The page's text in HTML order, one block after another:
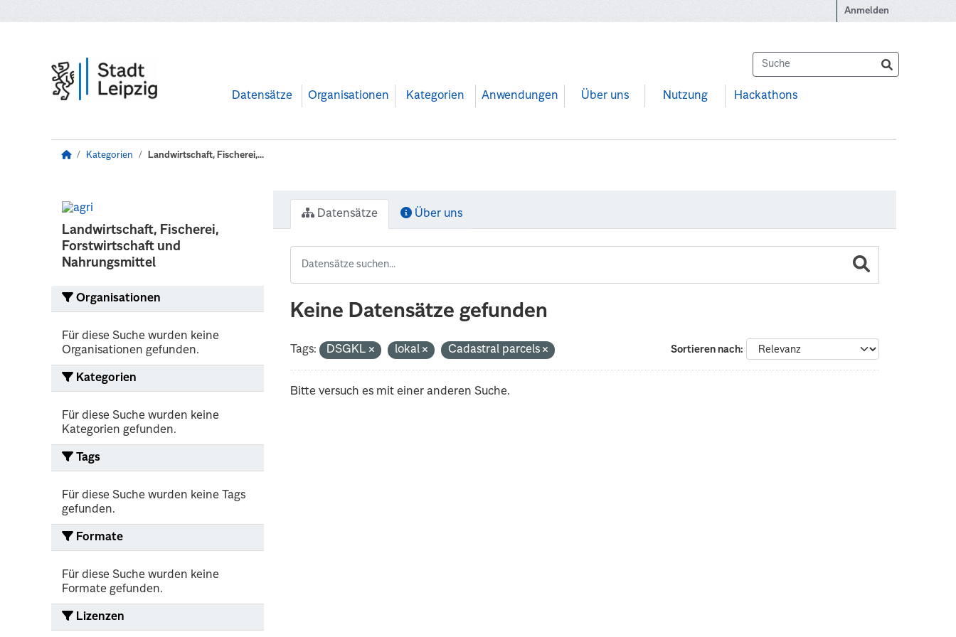
Anmelden
Datensätze Organisationen Kategorien Anwendungen Über uns Nutzung Hackathons
Kategorien Landwirtschaft, Fischerei,...
Landwirtschaft, Fischerei,
Forstwirtschaft und
Nahrungsmittel
Organisationen
Für diese Suche wurden keine
Organisationen gefunden.
Kategorien
Für diese Suche wurden keine
Kategorien gefunden.
Tags
Für diese Suche wurden keine Tags
gefunden.
Formate
Für diese Suche wurden keine
Formate gefunden.
Lizenzen
Datensätze Über uns
Keine Datensätze gefunden
Sortieren nach
Tags: DSGKL lokal Cadastral parcels
Bitte versuch es mit einer anderen Suche.